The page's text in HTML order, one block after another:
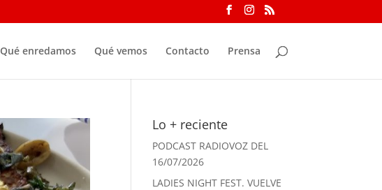
Qué enredamos Qué vemos Contacto Prensa
Lo + reciente
PODCAST RADIOVOZ DEL
16/07/2026
LADIES NIGHT FEST. VUELVE